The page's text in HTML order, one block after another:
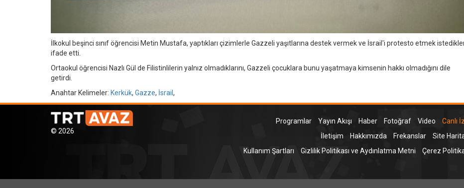
İlkokul beşinci sınıf öğrencisi Metin Mustafa, yaptıkları çizimlerle Gazzeli yaşıtlarına destek vermek ve İsrail'i protesto etmek
ifade etti.
Ortaokul öğrencisi Nazlı Gül de Filistinlilerin yalnız olmadıklarını, Gazzeli çocuklara bunu yaşatmaya kimsenin hakkı olmadığını dile
getirdi.
Anahtar Kelimeler: Kerkük, Gazze, İsrail,
© 2026
Programlar Yayın Akışı Haber Fotoğraf Video
Canlı
İletişim
Hakkımızda Frekanslar
Site
Kullanım Şartları
Gizlilik Politikası ve Aydınlatma Metni Çerez